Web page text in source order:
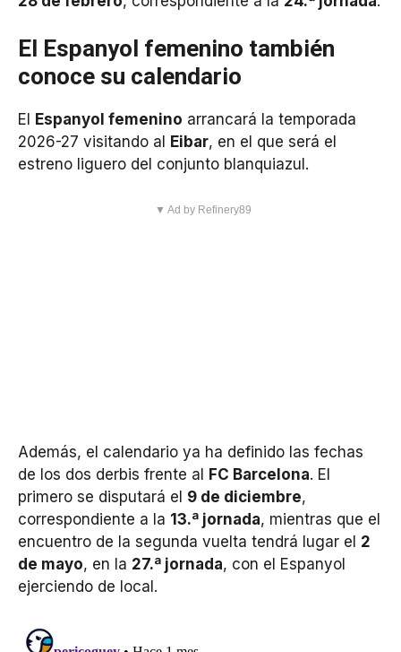
El Espanyol femenino también
conoce su calendario
El Espanyol femenino arrancará la temporada
2026-27 visitando al
Eibar, en el que será el
estreno liguero del conjunto blanquiazul.
▼ Ad by Refinery89
Además, el calendario ya ha definido las fechas
de los dos derbis frente al FC Barcelona. El
primero se disputará el 9 de diciembre,
correspondiente a la 13.ª jornada, mientras que el
encuentro de la segunda vuelta tendrá lugar el 2
de mayo, en la 27.ª jornada, con el Espanyol
ejerciendo de local.